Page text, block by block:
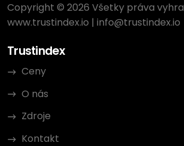
Copyright © 2026 Všetky práva
www.trustindex.io | info@trustindex.io
Trustindex
Ceny
O nás
Zdroje
Kontakt